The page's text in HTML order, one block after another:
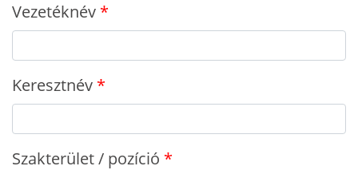
Vezetéknév
Keresztnév
Szakterület / pozíció